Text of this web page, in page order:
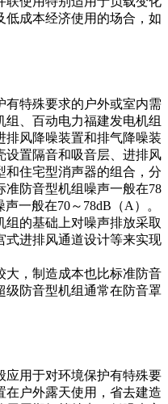
低成本经济使用的场合，如
有特殊要求的户外或室内需
、百动电力福建发电机组
排风降噪装置和排气降噪装
设置隔音和吸音层、进排风
和住宅型消声器的组合，分
准防音型机组噪声一般在78
一般在70～78dB（A）。
组的基础上对噪声排放采取
式进排风通道设计等来实现
大，制造成本也比标准防音
级防音型机组通常在防音罩
应用于对环境保护有特殊要
在户外露天使用，省去建造